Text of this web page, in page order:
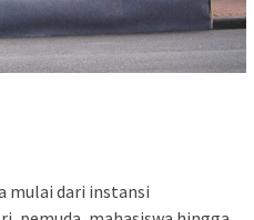
mulai dari instansi